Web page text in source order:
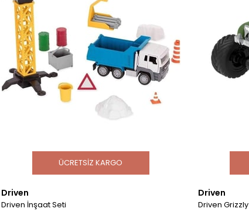
Driven
Driven İnşaat Seti
ÜCRETSIZ KARGO
Driven
Driven Grizzly